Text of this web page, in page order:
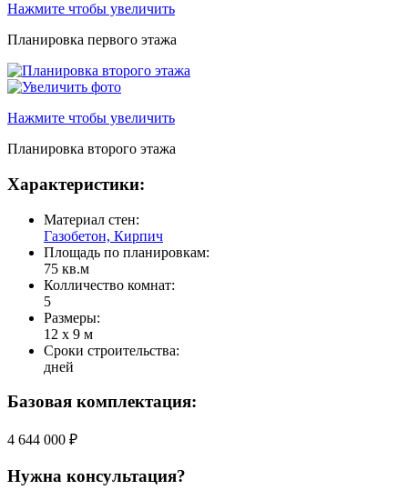
Нажмите чтобы увеличить
Планировка первого этажа
Нажмите чтобы увеличить
Планировка второго этажа
Характеристики:
Материал стен:
Газобетон, Кирпич
Площадь по планировкам:
75 кв.м
Колличество комнат:
5
Размеры:
12 x 9 м
Сроки строительства:
дней
Базовая комплектация:
4 644 000 ₽
Нужна консультация?